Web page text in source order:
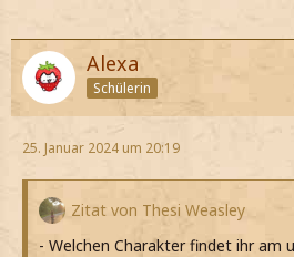
Alexa
Schülerin
25. Januar 2024 um 20:19
Zitat von Thesi Weasley
- Welchen Charakter findet ihr am